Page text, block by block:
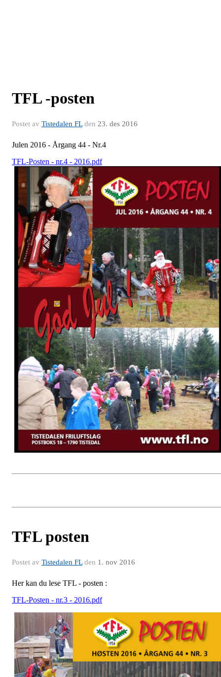
TFL -posten
Postet av Tistedalen FLden 23. des 2016
Julen 2016 - Årgang 44 - Nr.4
TFL-Posten - nr.4 - 2016.pdf
TFL posten
Postet av Tistedalen FLden 1. nov 2016
Her kan du lese TFL - posten :
TFL-Posten - nr.3 - 2016.pdf